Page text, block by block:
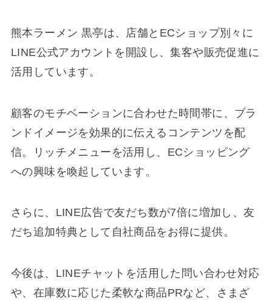
熊本ラーメン 黒亭は、店舗とECショップ別々に
LINE公式アカウントを開設し、集客や販売促進に
活用しています。
顧客のモチベーションに合わせた時間帯に、ブラ
ンドイメージを効果的に伝えるコンテンツを配
信。リッチメニューを活用し、ECショッピング
への興味を喚起しています。
さらに、LINE広告で友だち数が7倍に増加し、友
だち追加特典として自社商品をお得に提供。
今後は、LINEチャットを活用した問い合わせ対応
や、在庫数に応じた柔軟な商品PRなど、さまざ